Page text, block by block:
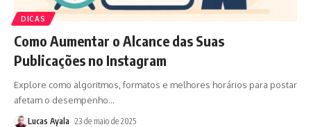
DICAS
Como Aumentar o Alcance das Suas
Publicações no Instagram
Explore como algoritmos, formatos e melhores horários para postar
afetam o desempenho…
Lucas Ayala 23 de maio de 2025